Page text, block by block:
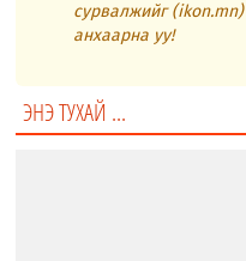
сурвалжийг
анхаарна уу!
ЭНЭ ТУХАЙ ...